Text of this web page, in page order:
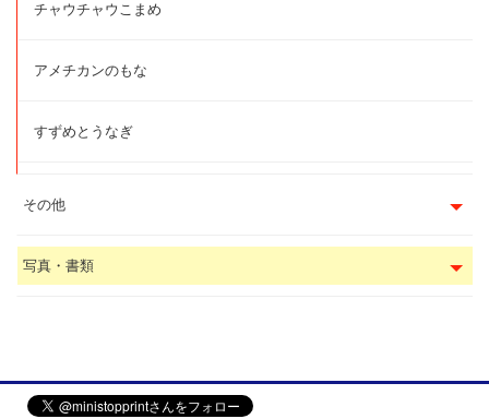
チャウチャウこまめ
アメチカンのもな
すずめとうなぎ
その他
写真・書類